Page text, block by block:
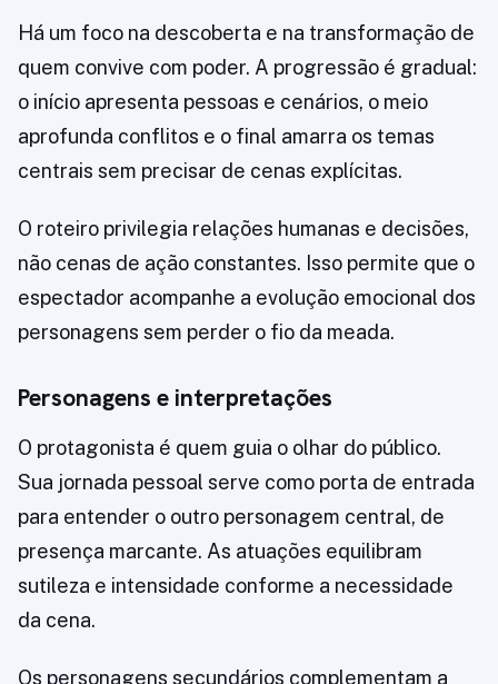
Há um foco na descoberta e na transformação de
quem convive com poder. A progressão é gradual:
o início apresenta pessoas e cenários, o meio
aprofunda conflitos e o final amarra os temas
centrais sem precisar de cenas explícitas.
O roteiro privilegia relações humanas e decisões,
não cenas de ação constantes. Isso permite que o
espectador acompanhe a evolução emocional dos
personagens sem perder o fio da meada.
Personagens e interpretações
O protagonista é quem guia o olhar do público.
Sua jornada pessoal serve como porta de entrada
para entender o outro personagem central, de
presença marcante. As atuações equilibram
sutileza e intensidade conforme a necessidade
da cena.
Os personagens secundários complementam a